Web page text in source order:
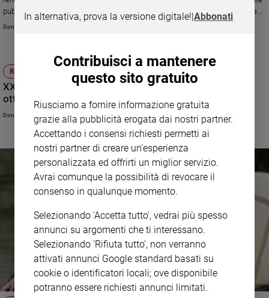
pubblico per 36 anni è ho sempre cercato di mantenere un volto umano e
una certa elasticità»
Don Stefano Stimamiglio
RITO ROMANO
XXXI Domenica del Tempo Ordinario (Anno B ) - 31
ottobre 2021
Don Gianni Carozza
In alternativa, prova la versione digitale!|Abbonati
Contribuisci a mantenere
questo sito gratuito
Riusciamo a fornire informazione gratuita
grazie alla pubblicità erogata dai nostri partner.
Accettando i consensi richiesti permetti ai
nostri partner di creare un'esperienza
personalizzata ed offrirti un miglior servizio.
Avrai comunque la possibilità di revocare il
consenso in qualunque momento.
Selezionando 'Accetta tutto', vedrai più spesso
annunci su argomenti che ti interessano.
Selezionando 'Rifiuta tutto', non verranno
attivati annunci Google standard basati su
cookie o identificatori locali; ove disponibile
potranno essere richiesti annunci limitati.